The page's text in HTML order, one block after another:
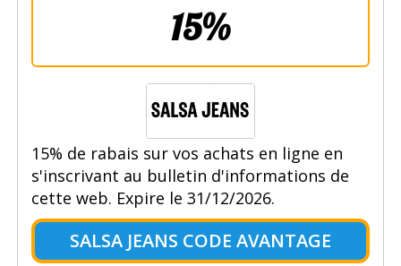
15%
15% de rabais sur vos achats en ligne en
s'inscrivant au bulletin d'informations de
cette web. Expire le 31/12/2026.
SALSA JEANS CODE AVANTAGE